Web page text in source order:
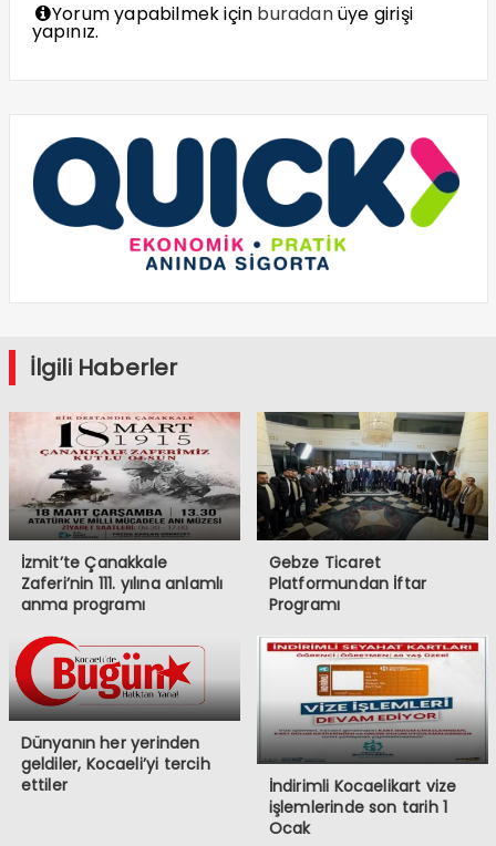
Yorum yapabilmek için buradanüye girişi
yapınız.
İlgili Haberler
İzmit’te Çanakkale
Zaferi’nin 111. yılına anlamlı
anma programı
Gebze Ticaret
Platformundan İftar
Programı
Dünyanın her yerinden
geldiler, Kocaeli’yi tercih
ettiler
İndirimli Kocaelikart vize
işlemlerinde son tarih 1
Ocak